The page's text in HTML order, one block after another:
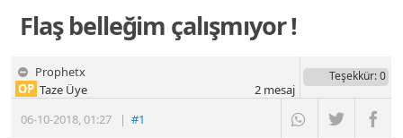
Sabit Diskler, SSD, Flash Bellek
Flaş belleğim çalışmıyor !
Prophetx
06-10-2018,01:27 |#1
OP Taze Üye
Teşekkür: 0
2mesaj